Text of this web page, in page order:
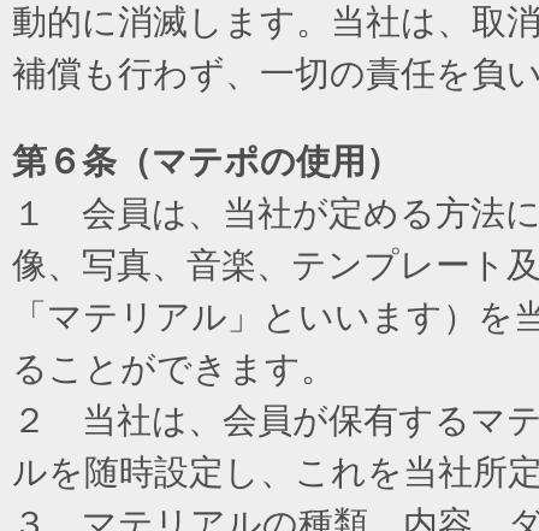
動的に消滅します。当社は、取
補償も行わず、一切の責任を負
第６条（マテポの使用）
１ 会員は、当社が定める方法
像、写真、音楽、テンプレート
「マテリアル」といいます）
ることができます。
２ 当社は、会員が保有するマ
ルを随時設定し、これを当社所